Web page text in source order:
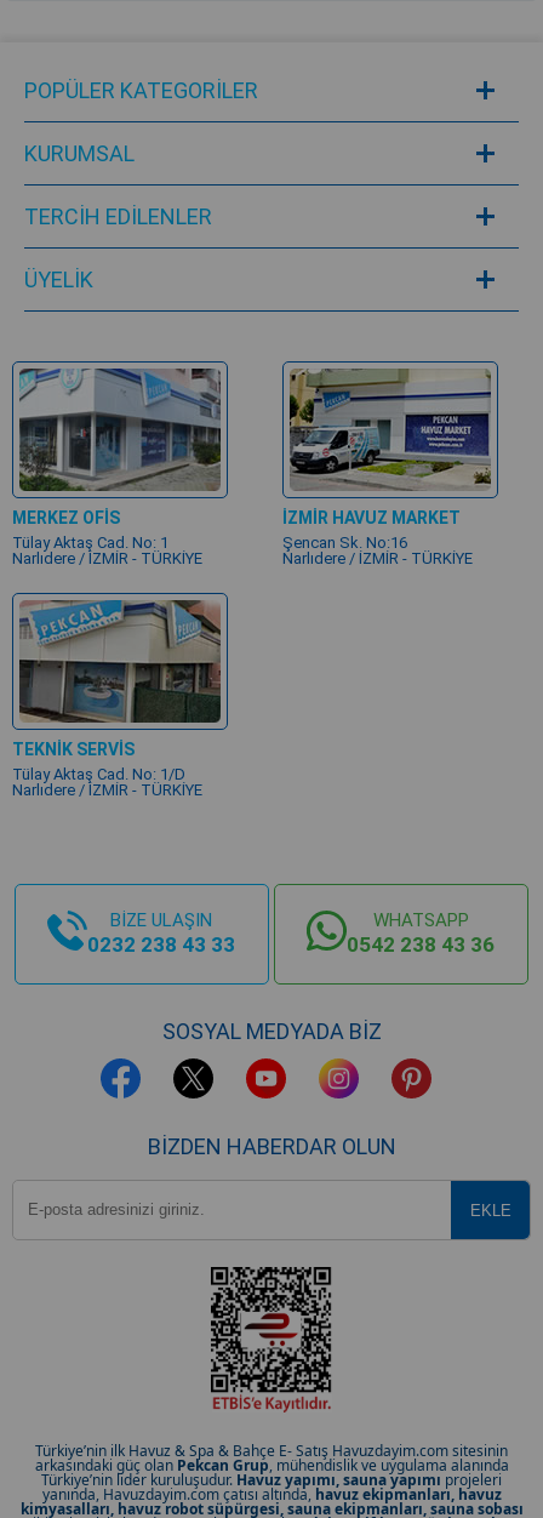
POPÜLER KATEGORILER
KURUMSAL
TERCİH EDİLENLER
ÜYELIK
MERKEZ OFİS
Tülay Aktaş Cad. No: 1
Narlıdere / İZMİR - TÜRKİYE
İZMİR HAVUZ MARKET
Şencan Sk. No:16
Narlıdere / İZMİR - TÜRKİYE
TEKNİK SERVİS
Tülay Aktaş Cad. No: 1/D
Narlıdere / İZMİR - TÜRKİYE
BİZE ULAŞIN
0232 238 43 33
WHATSAPP
0542 238 43 36
SOSYAL MEDYADA BİZ
BIZDEN HABERDAR OLUN
Türkiye’nin ilk Havuz & Spa & Bahçe E- Satış Havuzdayim.com sitesinin
arkasındaki güç olan Pekcan Grup, mühendislik ve uygulama alanında
Türkiye’nin lider kuruluşudur. Havuz yapımı, sauna yapımı projeleri
yanında, Havuzdayim.com çatısı altında, havuz ekipmanları, havuz
kimyasalları, havuz robot süpürgesi, sauna ekipmanları, sauna sobası